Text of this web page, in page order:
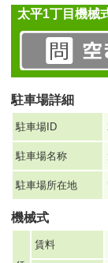
太平1丁目機械
駐車場詳細
駐車場ID
駐車場名称
駐車場所在地
機械式
賃料